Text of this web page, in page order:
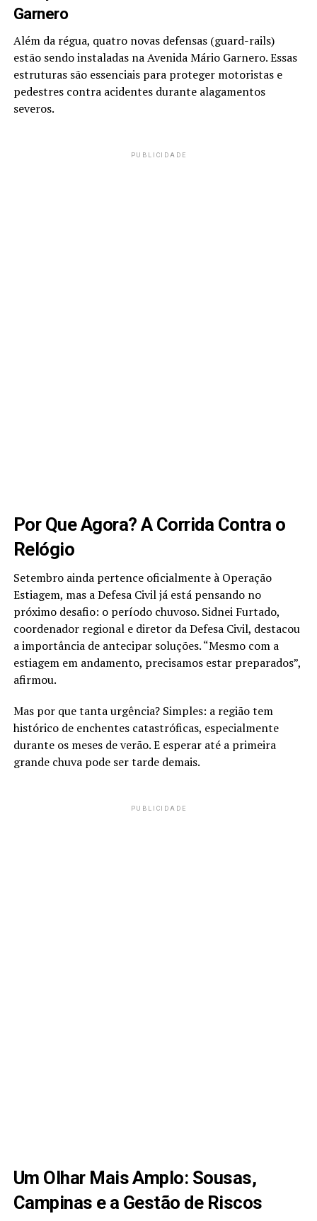
Garnero
Além da régua, quatro novas defensas (guard-rails)
estão sendo instaladas na Avenida Mário Garnero. Essas
estruturas são essenciais para proteger motoristas e
pedestres contra acidentes durante alagamentos
severos.
PUBLICIDADE
Por Que Agora? A Corrida Contra o
Relógio
Setembro ainda pertence oficialmente à Operação
Estiagem, mas a Defesa Civil já está pensando no
próximo desafio: o período chuvoso. Sidnei Furtado,
coordenador regional e diretor da Defesa Civil, destacou
a importância de antecipar soluções. “Mesmo com a
estiagem em andamento, precisamos estar preparados”,
afirmou.
Mas por que tanta urgência? Simples: a região tem
histórico de enchentes catastróficas, especialmente
durante os meses de verão. E esperar até a primeira
grande chuva pode ser tarde demais.
PUBLICIDADE
Um Olhar Mais Amplo: Sousas,
Campinas e a Gestão de Riscos